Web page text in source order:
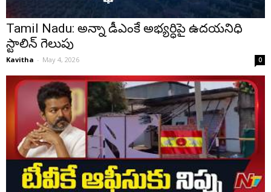
Tamil Nadu: అన్నా డీఎంకే అభ్యర్ధిపై ఉదయనిధి
స్టాలిన్ గెలుపు
Kavitha - May 4, 2026 0